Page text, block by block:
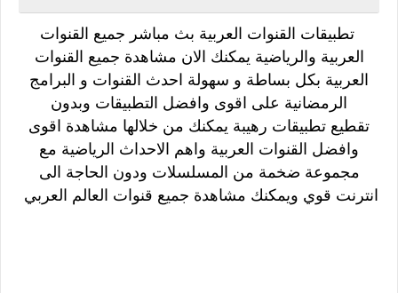
تطبيقات القنوات العربية بث مباشر جميع القنوات
العربية والرياضية يمكنك الان مشاهدة جميع القنوات
العربية بكل بساطة و سهولة احدث القنوات و البرامج
الرمضانية على اقوى وافضل التطبيقات وبدون
تقطيع تطبيقات رهيبة يمكنك من خلالها مشاهدة اقوى
وافضل القنوات العربية واهم الاحداث الرياضية مع
مجموعة ضخمة من المسلسلات ودون الحاجة الى
انترنت قوي ويمكنك مشاهدة جميع قنوات العالم العربي